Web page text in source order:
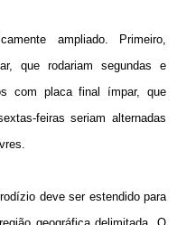
ampliado. Primeiro,
que rodariam segundas e
com placa final ímpar, que
feiras seriam alternadas
deve ser estendido para